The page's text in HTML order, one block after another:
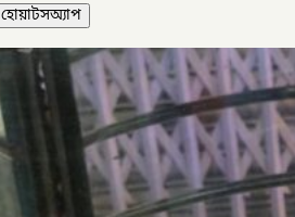
হোয়াটসঅ্যাপ